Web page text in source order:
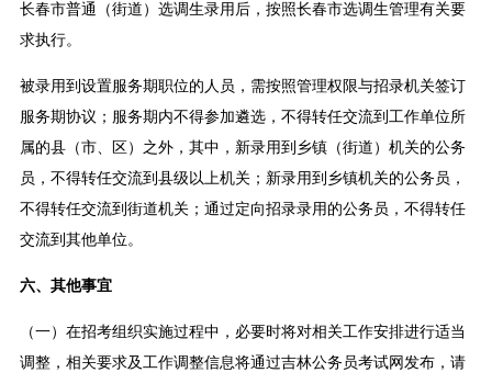
长春市普通（街道）选调生录用后，按照长春市选调生管理有关要
求执行。
被录用到设置服务期职位的人员，需按照管理权限与招录机关签订
服务期协议；服务期内不得参加遴选，不得转任交流到工作单位所
属的县（市、区）之外，其中，新录用到乡镇（街道）机关的公务
员，不得转任交流到县级以上机关；新录用到乡镇机关的公务员，
不得转任交流到街道机关；通过定向招录录用的公务员，不得转任
交流到其他单位。
六、其他事宜
（一）在招考组织实施过程中，必要时将对相关工作安排进行适当
调整，相关要求及工作调整信息将通过吉林公务员考试网发布，请